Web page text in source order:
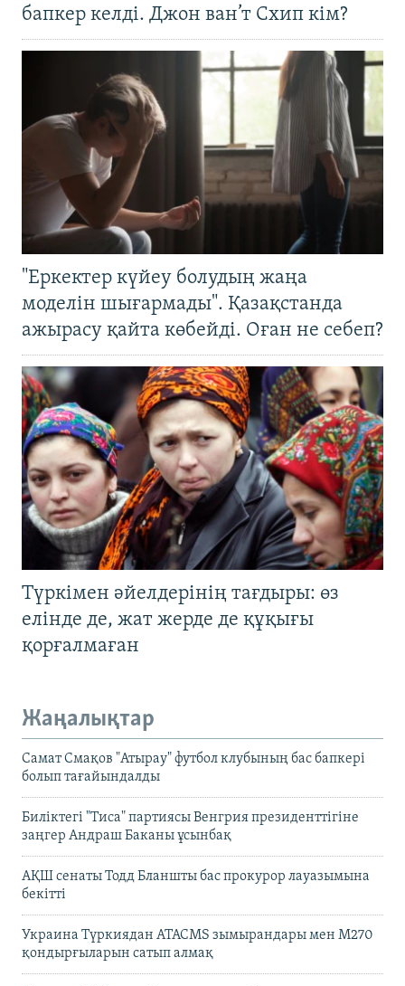
бапкер келді. Джон ван’т Схип кім?
"Еркектер күйеу болудың жаңа
моделін шығармады". Қазақстанда
ажырасу қайта көбейді. Оған не себеп?
Түркімен әйелдерінің тағдыры: өз
елінде де, жат жерде де құқығы
қорғалмаған
Жаңалықтар
Самат Смақов "Атырау" футбол клубының бас бапкері
болып тағайындалды
Биліктегі "Тиса" партиясы Венгрия президенттігіне
заңгер Андраш Баканы ұсынбақ
АҚШ сенаты Тодд Бланшты бас прокурор лауазымына
бекітті
Украина Түркиядан ATACMS зымырандары мен M270
қондырғыларын сатып алмақ